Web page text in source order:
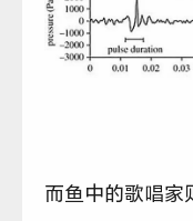
而鱼中的歌唱